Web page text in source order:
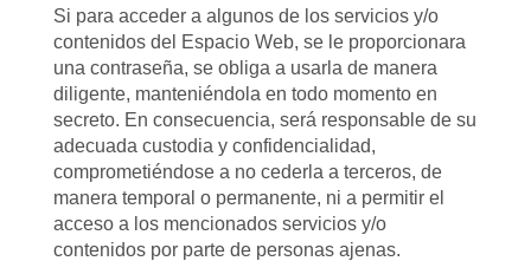
Si para acceder a algunos de los servicios y/o
contenidos del Espacio Web, se le proporcionara
una contraseña, se obliga a usarla de manera
diligente, manteniéndola en todo momento en
secreto. En consecuencia, será responsable de su
adecuada custodia y confidencialidad,
comprometiéndose a no cederla a terceros, de
manera temporal o permanente, ni a permitir el
acceso a los mencionados servicios y/o
contenidos por parte de personas ajenas.